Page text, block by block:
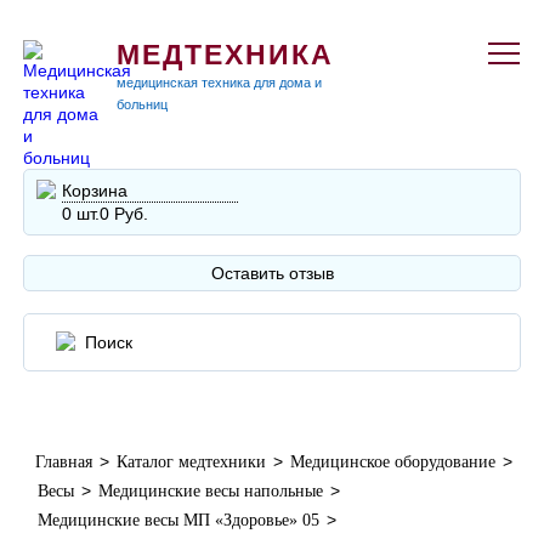
МЕДТЕХНИКА
медицинская техника для дома и
больниц
Корзина
0 шт.0 Руб.
Оставить отзыв
Главная > Каталог медтехники > Медицинское оборудование >
Весы > Медицинские весы напольные >
Медицинские весы МП «Здоровье» 05 >